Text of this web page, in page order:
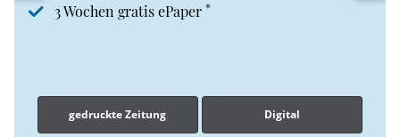
3 Wochen gratis ePaper *
gedruckte Zeitung Digital